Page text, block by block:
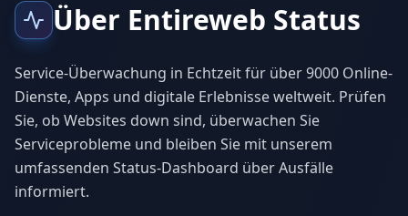
Über Entireweb Status
Service-Überwachung in Echtzeit für über 9000 Online-
Dienste, Apps und digitale Erlebnisse weltweit. Prüfen
Sie, ob Websites down sind, überwachen Sie
Serviceprobleme und bleiben Sie mit unserem
umfassenden Status-Dashboard über Ausfälle
informiert.